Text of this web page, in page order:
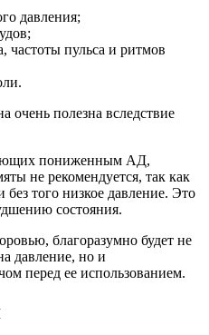
давления;
частоты пульса и ритмов
полезна вследствие
пониженным АД,
не рекомендуется, так как
того низкое давление. Это
состояния.
благоразумно будет не
давление, но и
перед ее использованием.